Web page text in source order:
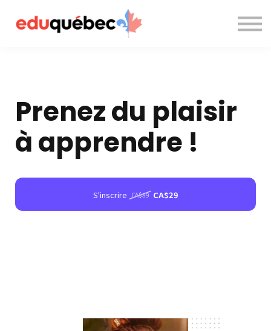
A propos de nous
Nous contacter
Prenez du plaisir
à apprendre !
S'inscrire CA$89 CA$29